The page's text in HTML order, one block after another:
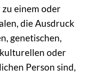
einem oder
die Ausdruck
genetischen,
oder
Person sind,